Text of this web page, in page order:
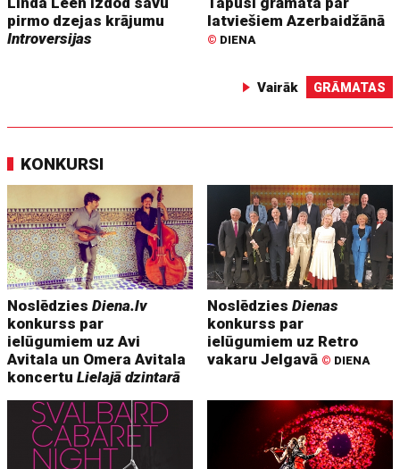
pirmo dzejas krājumu
Introversijas
latviešiem Azerbaidžānā
© DIENA
Vairāk GRĀMATAS
KONKURSI
NoslēdziesDiena.lv
konkurss par
ielūgumiem uz Avi
Avitala un Omera Avitala
koncertuLielajā dzintarā
NoslēdziesDienas
konkurss par
ielūgumiem uz Retro
vakaru Jelgavā © DIENA